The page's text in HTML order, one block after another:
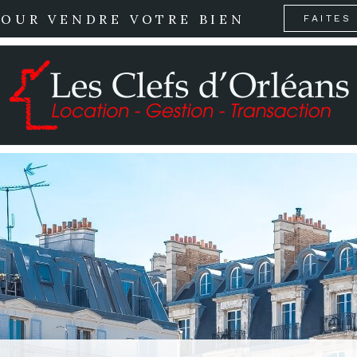
VENDRE VOTRE BIEN FAITES